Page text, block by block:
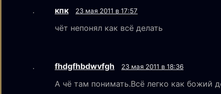
кпк 23 мая 2011 в 17:57
чёт непонял как всё делать
fhdgfhbdwvfgh 23 мая 2011 в 18:36
А чё там понимать.Всё легко как божий